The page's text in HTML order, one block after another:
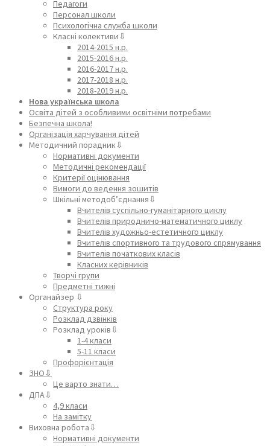
Педагоги
Персонал школи
Психологічна служба школи
Класні колективи⇩
2014-2015 н.р.
2015-2016 н.р.
2016-2017 н.р.
2017-2018 н.р.
2018-2019 н.р.
Нова українська школа
Освіта дітей з особливими освітніми потребами
Безпечна школа!
Організація харчування дітей
Методичний порадник⇩
Нормативні документи
Методичні рекомендації
Критерії оцінювання
Вимоги до ведення зошитів
Шкільні методоб’єднання⇩
Вчителів суспільно-гуманітарного циклу
Вчителів природничо-математичного циклу
Вчителів художньо-естетичного циклу
Вчителів спортивного та трудового спрямування
Вчителів початкових класів
Класних керівників
Творчі групи
Предметні тижні
Органайзер ⇩
Структура року
Розклад дзвінків
Розклад уроків⇩
1-4 класи
5-11 класи
Профорієнтація
ЗНО⇩
Це варто знати…
ДПА⇩
4,9 класи
На замітку
Виховна робота⇩
Нормативні документи